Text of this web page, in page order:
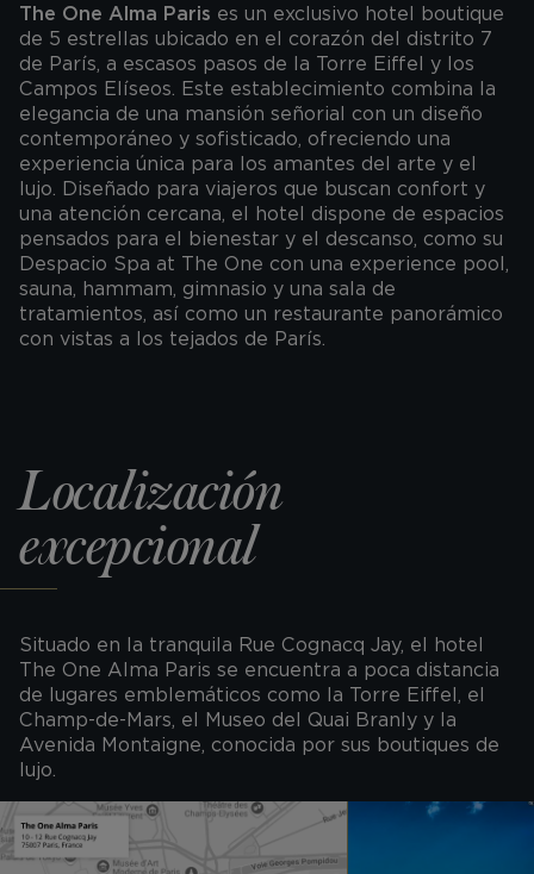
The One Alma Paris es un exclusivo hotel boutique
de 5 estrellas ubicado en el corazón del distrito 7
de París, a escasos pasos de la Torre Eiffel y los
Campos Elíseos. Este establecimiento combina la
elegancia de una mansión señorial con un diseño
contemporáneo y sofisticado, ofreciendo una
experiencia única para los amantes del arte y el
lujo. Diseñado para viajeros que buscan confort y
una atención cercana, el hotel dispone de espacios
pensados para el bienestar y el descanso, como su
Despacio Spa at The One con una experience pool,
sauna, hammam, gimnasio y una sala de
tratamientos, así como un restaurante panorámico
con vistas a los tejados de París.
Localización
excepcional
Situado en la tranquila Rue Cognacq Jay, el hotel
The One Alma Paris se encuentra a poca distancia
de lugares emblemáticos como la Torre Eiffel, el
Champ-de-Mars, el Museo del Quai Branly y la
Avenida Montaigne, conocida por sus boutiques de
lujo.